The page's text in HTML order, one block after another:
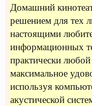
Домашний
решением для тех
настоящими
информационных
практически
максимальное
используя
акустической